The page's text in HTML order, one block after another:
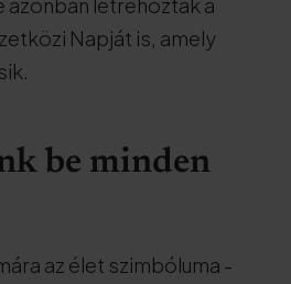
Napját is, amely
be minden
az élet szimbóluma -